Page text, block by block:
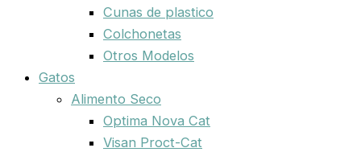
Cunas de plastico
Colchonetas
Otros Modelos
Gatos
Alimento Seco
Optima Nova Cat
Visan Proct-Cat